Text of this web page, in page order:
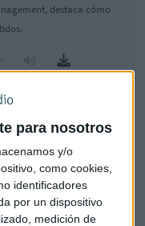
para nosotros
y/o
como cookies,
identificadores
por un dispositivo
medición de
destaca cómo
Repsol, que se anota
del 0,46%
Del lado contrario
Ferrovial, que se
un 2,86%.